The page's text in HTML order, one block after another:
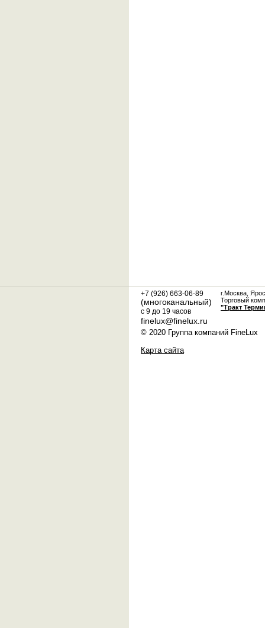
+7 (926) 663-06-89
(многоканальный)
с 9 до 19 часов
finelux@finelux.ru
г.Москва,
Торговый
"Тракт
© 2020 Группа компаний FineLux
Карта сайта